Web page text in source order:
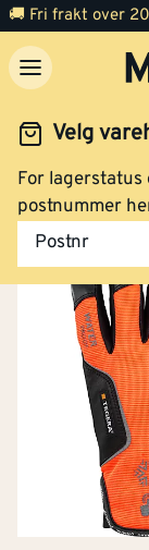
Velg
For
postnummer
Postnr
Arbeidsklær og